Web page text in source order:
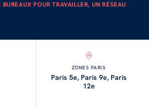
POUR TRAVAILLER, UN RÉSEAU
ZONES PARIS
Paris 5e, Paris 9e, Paris
12e